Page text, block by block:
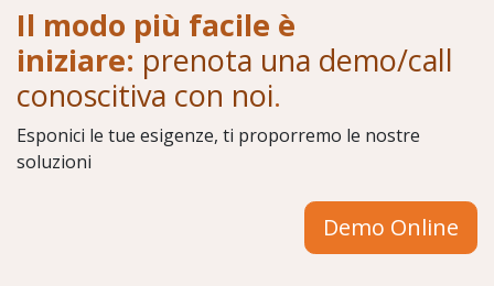
Il modo più facile è
iniziare: prenota una demo/call
conoscitiva con noi.
Esponici le tue esigenze, ti proporremo le nostre
soluzioni
Demo Online